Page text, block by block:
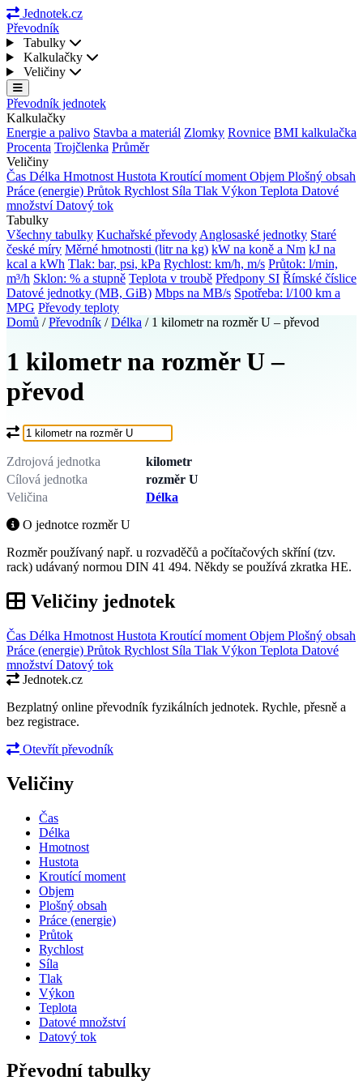
Jednotek.cz
Převodník
Tabulky
Kalkulačky
Veličiny
Převodník jednotek
Kalkulačky
Energie a palivo Stavba a materiál Zlomky Rovnice BMI kalkulačka
Procenta Trojčlenka Průměr
Veličiny
Čas Délka Hmotnost Hustota Kroutící moment Objem Plošný obsah
Práce (energie) Průtok Rychlost Síla Tlak Výkon Teplota Datové
množstvíDatový tok
Tabulky
Všechny tabulky Kuchařské převody Anglosaské jednotky Staré
české míry Měrné hmotnosti (litr na kg) kW na koně a Nm kJ na
kcal a kWh Tlak: bar, psi, kPa Rychlost: km/h, m/s Průtok: l/min,
m³/h Sklon: % a stupně Teplota v troubě Předpony SI Římské číslice
Datové jednotky (MB, GiB) Mbps na MB/s Spotřeba: l/100 km a
MPG Převody teploty
Domů / Převodník / Délka / 1 kilometr na rozměr U – převod
1 kilometr na rozměr U –
převod
Co chcete převést?
Zdrojová jednotka
kilometr
Cílová jednotka
rozměr U
Veličina
Délka
O jednotce rozměr U
Rozměr používaný např. u rozvaděčů a počítačových skříní (tzv.
rack) udávaný normou DIN 41 494. Někdy se používá zkratka HE.
Veličiny jednotek
Čas Délka Hmotnost Hustota Kroutící moment Objem Plošný obsah
Práce (energie) Průtok Rychlost Síla Tlak Výkon Teplota Datové
množstvíDatový tok
Jednotek.cz
Bezplatný online převodník fyzikálních jednotek. Rychle, přesně a
bez registrace.
Otevřít převodník
Veličiny
Čas
Délka
Hmotnost
Hustota
Kroutící moment
Objem
Plošný obsah
Práce (energie)
Průtok
Rychlost
Síla
Tlak
Výkon
Teplota
Datové množství
Datový tok
Převodní tabulky